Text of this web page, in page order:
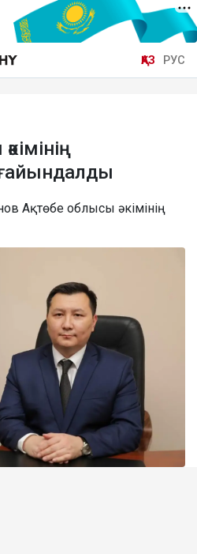
ҚАЗ РУС
Ақтөбе облысы әкімінің